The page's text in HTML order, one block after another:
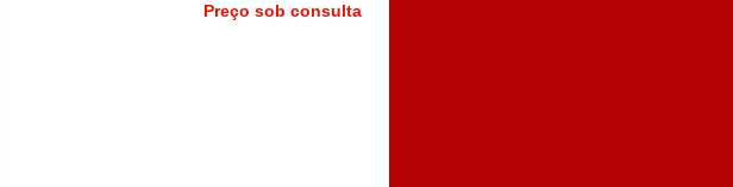
Preço sob consulta